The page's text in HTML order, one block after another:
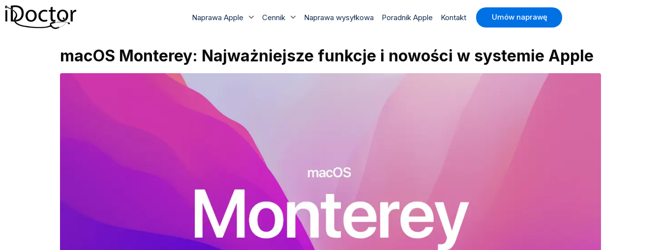
Naprawa Apple Cennik Naprawa wysyłkowa Poradnik Apple Kontakt Umów naprawę
macOS Monterey: Najważniejsze funkcje i nowości w systemie Apple